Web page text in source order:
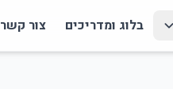
בלוג ומדריכים צור קשר